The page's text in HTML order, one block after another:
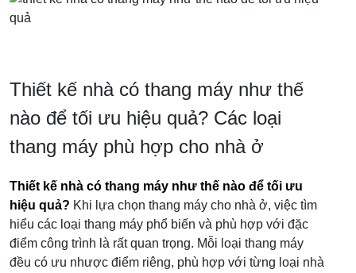
Thiết kế nhà có thang máy như thế
nào để tối ưu hiệu quả? Các loại
thang máy phù hợp cho nhà ở
Thiết kế nhà có thang máy như thế nào để tối ưu
hiệu quả? Khi lựa chọn thang máy cho nhà ở, việc tìm
hiểu các loại thang máy phổ biến và phù hợp với đặc
điểm công trình là rất quan trọng. Mỗi loại thang máy
đều có ưu nhược điểm riêng, phù hợp với từng loại nhà